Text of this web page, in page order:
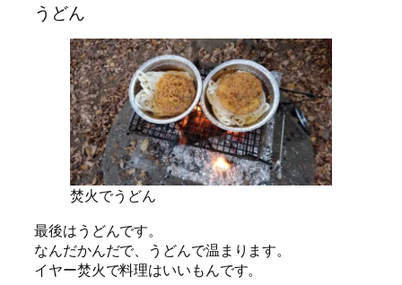
うどん
焚火でうどん
最後はうどんです。
なんだかんだで、うどんで温まります。
イヤー焚火で料理はいいもんです。